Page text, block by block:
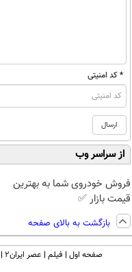
* کد امنیتی
از سراسر وب
فروش خودروی شما به بهترین
قیمت بازار ✅
بازگشت به بالای صفحه
صفحه اول فیلم عصر ایران۲